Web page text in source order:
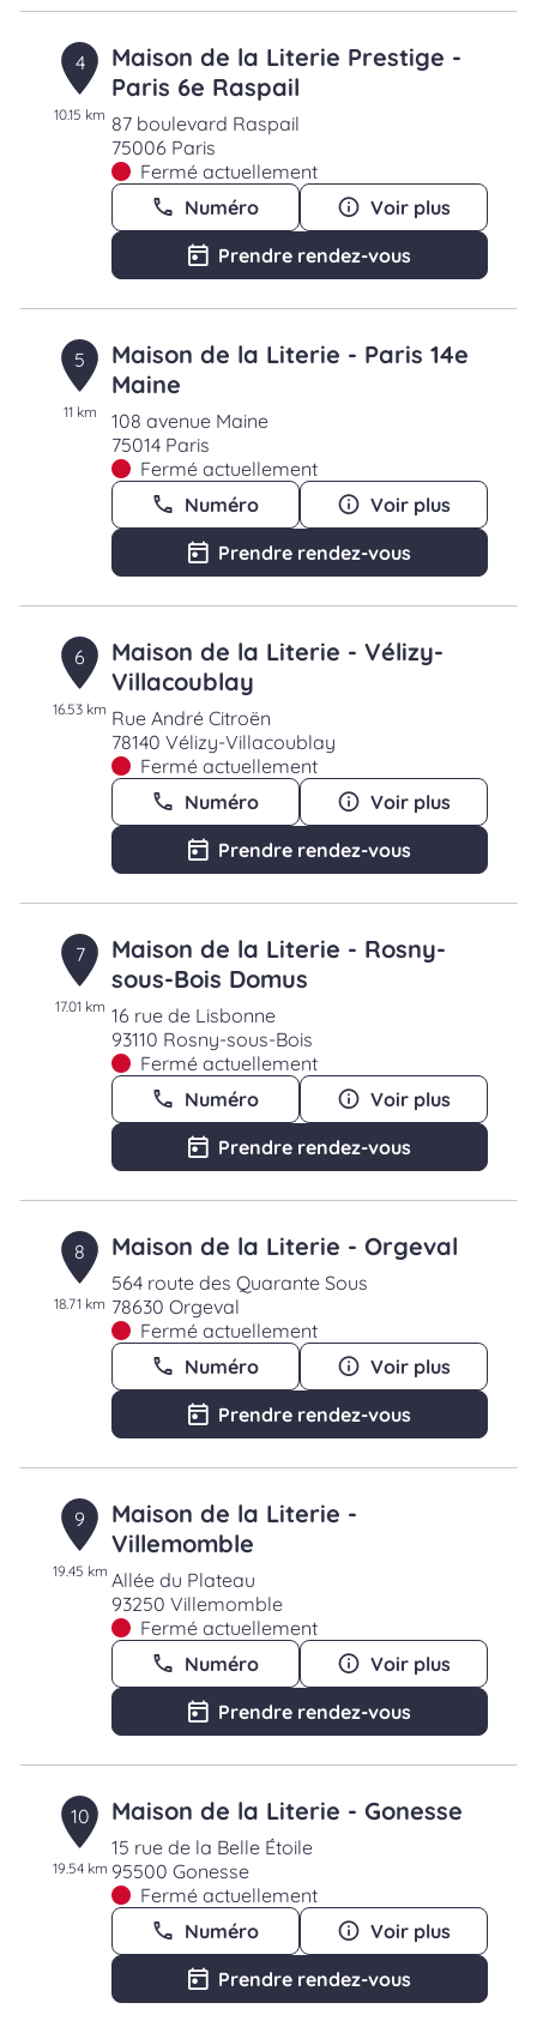
4
10.15 km
Maison de la Literie Prestige -
Paris 6e Raspail
87 boulevard Raspail
75006 Paris
Fermé actuellement
Numéro
Voir plus
Prendre rendez-vous
5
11 km
Maison de la Literie - Paris 14e
Maine
108 avenue Maine
75014 Paris
Fermé actuellement
Numéro
Voir plus
Prendre rendez-vous
6
16.53 km
Maison de la Literie - Vélizy-
Villacoublay
Rue André Citroën
78140 Vélizy-Villacoublay
Fermé actuellement
Numéro
Voir plus
Prendre rendez-vous
7
17.01 km
Maison de la Literie - Rosny-
sous-Bois Domus
16 rue de Lisbonne
93110 Rosny-sous-Bois
Fermé actuellement
Numéro
Voir plus
Prendre rendez-vous
8
18.71 km
Maison de la Literie - Orgeval
564 route des Quarante Sous
78630 Orgeval
Fermé actuellement
Numéro
Voir plus
Prendre rendez-vous
9
19.45 km
Maison de la Literie -
Villemomble
Allée du Plateau
93250 Villemomble
Fermé actuellement
Numéro
Voir plus
Prendre rendez-vous
10
19.54 km
Maison de la Literie - Gonesse
15 rue de la Belle Étoile
95500 Gonesse
Fermé actuellement
Numéro
Voir plus
Prendre rendez-vous